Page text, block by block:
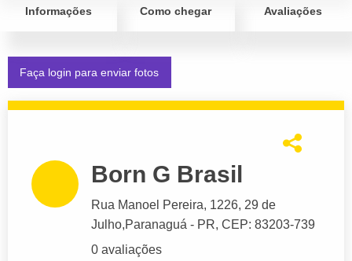
Informações Como chegar Avaliações
Faça login para enviar fotos
Born G Brasil
Rua Manoel Pereira, 1226, 29 de
Julho,Paranaguá - PR, CEP: 83203-739
0 avaliações